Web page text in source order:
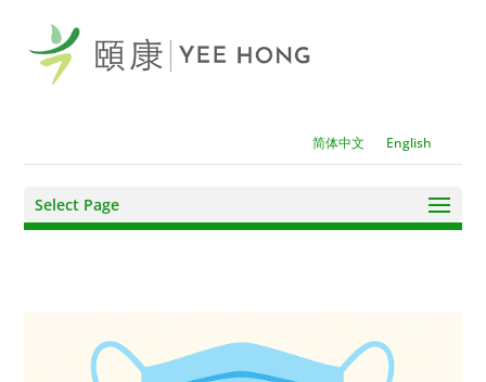
简体中文 English
Select Page